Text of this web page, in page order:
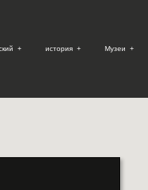
+ история + Музеи +